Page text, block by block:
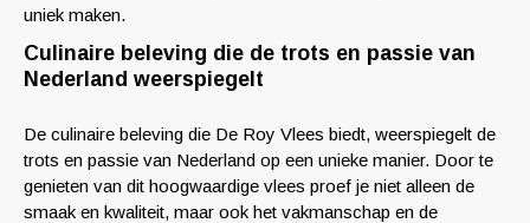
uniek maken.
Culinaire beleving die de trots en passie van
Nederland weerspiegelt
De culinaire beleving die De Roy Vlees biedt, weerspiegelt de
trots en passie van Nederland op een unieke manier. Door te
genieten van dit hoogwaardige vlees proef je niet alleen de
smaak en kwaliteit, maar ook het vakmanschap en de